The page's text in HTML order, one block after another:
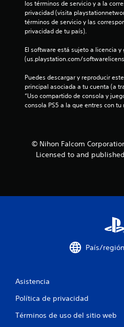
los términos de servicio y a la
privacidad (visita
términos de servicio y las
privacidad de tu país).
El software está sujeto a licencia
(us.playstation.com/
Puedes descargar y reproducir
principal asociada a tu cuenta (a
“Uso compartido de consola y
consola PS5 a la que entres con
© Nihon Falcom
Licensed to and
País/
Asistencia
Política de privacidad
Términos de uso del sitio web